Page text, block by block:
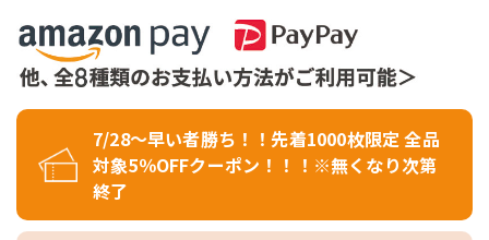
7/28～早い者勝ち！！先着1000枚限定 全品
対象5％OFFクーポン！！！※無くなり次第
終了